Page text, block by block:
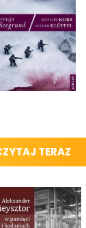
TERAZ